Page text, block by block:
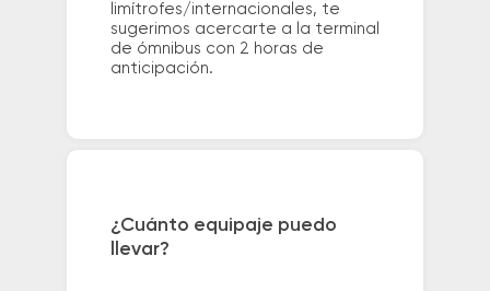
limítrofes/internacionales, te
sugerimos acercarte a la terminal
de ómnibus con 2 horas de
anticipación.
¿Cuánto equipaje puedo
llevar?